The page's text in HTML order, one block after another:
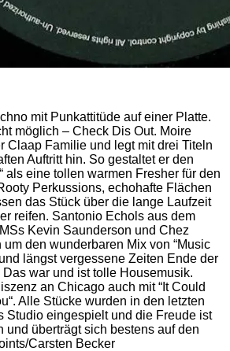
mit Punkattitüde auf einer Platte.
möglich – Check Dis Out. Moire
Claap Familie und legt mit drei Titeln
Auftritt hin. So gestaltet er den
als eine tollen warmen Fresher für den
Perkussions, echohafte Flächen
das Stück über die lange Laufzeit
reifen. Santonio Echols aus dem
Kevin Saunderson und Chez
um den wunderbaren Mix von “Music
längst vergessene Zeiten Ende der
war und ist tolle Housemusik.
an Chicago auch mit “It Could
Alle Stücke wurden in den letzten
Studio eingespielt und die Freude ist
und überträgt sich bestens auf den
Carsten Becker